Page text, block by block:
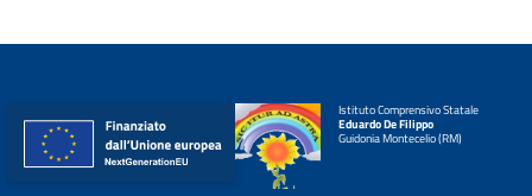
Istituto Comprensivo Statale
Eduardo De Filippo
Guidonia Montecelio (RM)